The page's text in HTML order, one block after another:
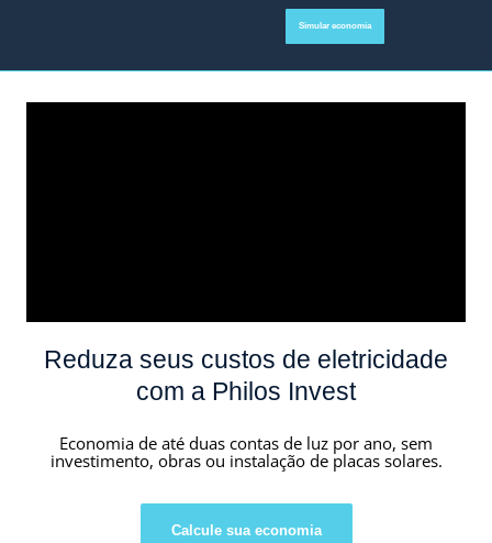
Simular economia
Reduza seus custos de eletricidade
com a Philos Invest
Economia de até duas contas de luz por ano, sem
investimento, obras ou instalação de placas solares.
Calcule sua economia